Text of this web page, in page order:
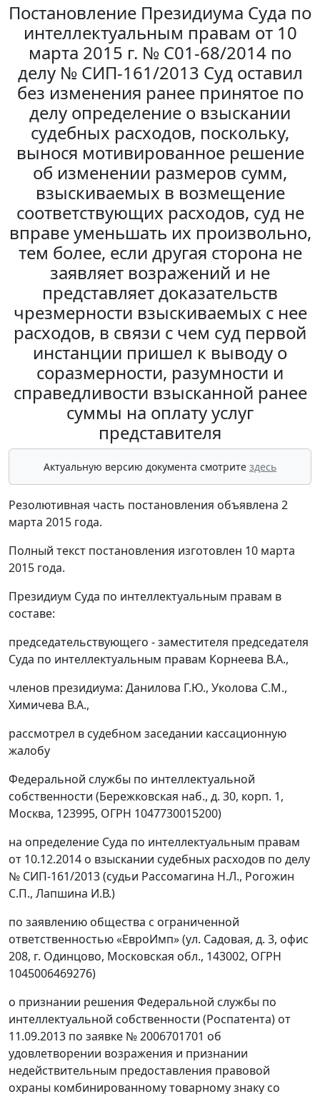
Постановление Президиума Суда по
интеллектуальным правам от 10
марта 2015 г. № С01-68/2014 по
делу № СИП-161/2013 Суд оставил
без изменения ранее принятое по
делу определение о взыскании
судебных расходов, поскольку,
вынося мотивированное решение
об изменении размеров сумм,
взыскиваемых в возмещение
соответствующих расходов, суд не
вправе уменьшать их произвольно,
тем более, если другая сторона не
заявляет возражений и не
представляет доказательств
чрезмерности взыскиваемых с нее
расходов, в связи с чем суд первой
инстанции пришел к выводу о
соразмерности, разумности и
справедливости взысканной ранее
суммы на оплату услуг
представителя
Актуальную версию документа смотрите здесь
Резолютивная часть постановления объявлена 2
марта 2015 года.
Полный текст постановления изготовлен 10 марта
2015 года.
Президиум Суда по интеллектуальным правам в
составе:
председательствующего - заместителя председателя
Суда по интеллектуальным правам Корнеева В.А.,
членов президиума: Данилова Г.Ю., Уколова С.М.,
Химичева В.А.,
рассмотрел в судебном заседании кассационную
жалобу
Федеральной службы по интеллектуальной
собственности (Бережковская наб., д. 30, корп. 1,
Москва, 123995, ОГРН 1047730015200)
на определение Суда по интеллектуальным правам
от 10.12.2014 о взыскании судебных расходов по делу
№ СИП-161/2013 (судьи Рассомагина Н.Л., Рогожин
С.П., Лапшина И.В.)
по заявлению общества с ограниченной
ответственностью «ЕвроИмп» (ул. Садовая, д. 3, офис
208, г. Одинцово, Московская обл., 143002, ОГРН
1045006469276)
о признании решения Федеральной службы по
интеллектуальной собственности (Роспатента) от
11.09.2013 по заявке № 2006701701 об
удовлетворении возражения и признании
недействительным предоставления правовой
охраны комбинированному товарному знаку со